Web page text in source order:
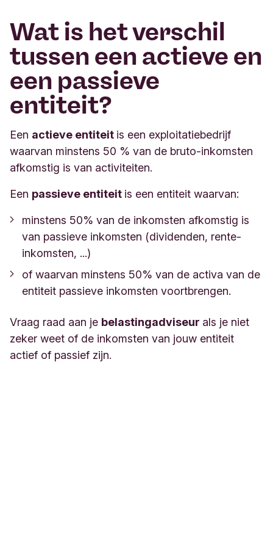
Wat is het verschil
tussen een actieve en
een passieve
entiteit?
Een actieve entiteit is een exploitatiebedrijf
waarvan minstens 50 % van de bruto-inkomsten
afkomstig is van activiteiten.
Een passieve entiteit is een entiteit waarvan:
minstens 50% van de inkomsten afkomstig is
van passieve inkomsten (dividenden, rente-
inkomsten, ...)
of waarvan minstens 50% van de activa van de
entiteit passieve inkomsten voortbrengen.
Vraag raad aan je belastingadviseur als je niet
zeker weet of de inkomsten van jouw entiteit
actief of passief zijn.